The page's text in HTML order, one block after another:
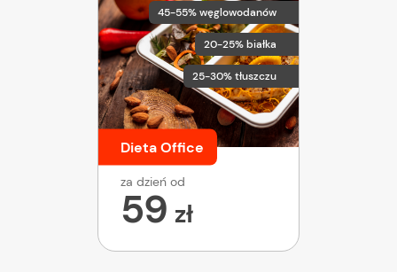
45-55% węglowodanów
20-25% białka
25-30% tłuszczu
Dieta Office
za dzień od
59 zł